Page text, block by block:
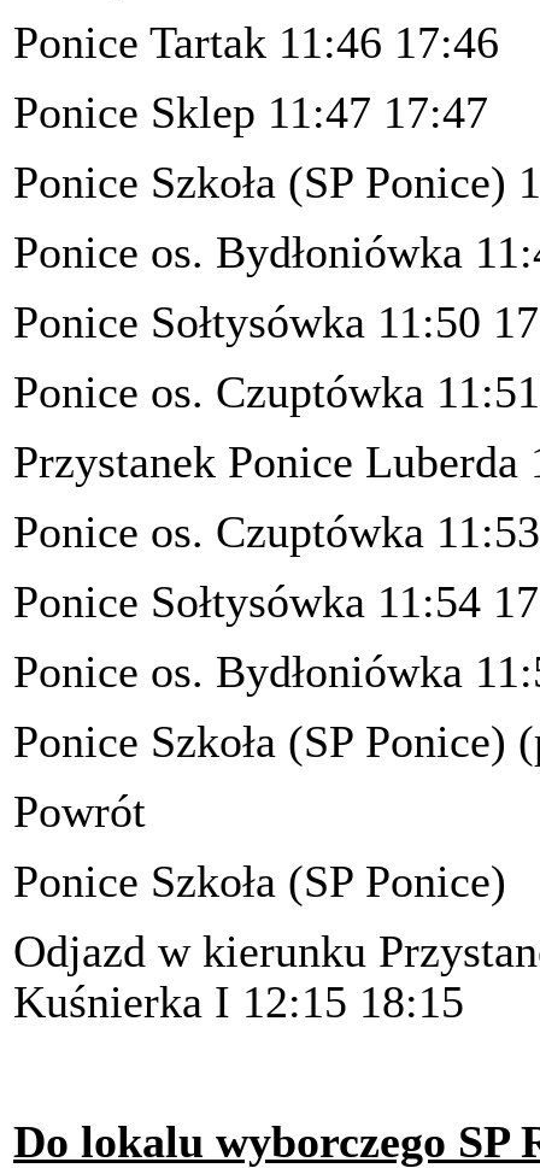
Ponice Tartak 11:46 17:46
Ponice Sklep 11:47 17:47
Ponice Szkoła (SP Ponice)
Ponice os. Bydłoniówka
Ponice Sołtysówka 11:50
Ponice os. Czuptówka
Przystanek Ponice Luberda
Ponice os. Czuptówka
Ponice Sołtysówka 11:54
Ponice os. Bydłoniówka
Ponice Szkoła (SP Ponice)
Powrót
Ponice Szkoła (SP Ponice)
Odjazd w kierunku
Kuśnierka I 12:15 18:15
Do lokalu wyborczego SP